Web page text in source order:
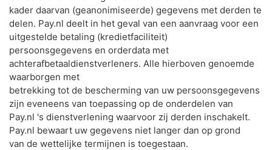
kader daarvan (geanonimiseerde) gegevens met derden te
delen. Pay.nl deelt in het geval van een aanvraag voor een
uitgestelde betaling (kredietfaciliteit)
persoonsgegevens en orderdata met
achterafbetaaldienstverleners. Alle hierboven genoemde
waarborgen met
betrekking tot de bescherming van uw persoonsgegevens
zijn eveneens van toepassing op de onderdelen van
Pay.nl 's dienstverlening waarvoor zij derden inschakelt.
Pay.nl bewaart uw gegevens niet langer dan op grond
van de wettelijke termijnen is toegestaan.